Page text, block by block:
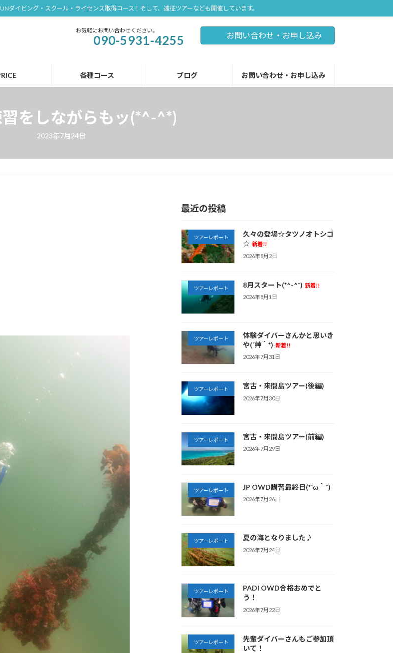
イビング・スクール・ライセンス取得コース！そして、遠征ツアーなども開催しています。
お気軽にお問い合わせください。
090-5931-4255 お問い合わせ・お申し込み
各種コース ブログ お問い合わせ・お申し込み
をしながらもッ(*^-^*)
2023年7月24日
最近の投稿
ツアーレポート
久々の登場☆タツノオトシゴ
☆ 新着!!
2026年8月2日
ツアーレポート 8月スタート(*^-^*) 新着!!
2026年8月1日
ツアーレポート
体験ダイバーさんかと思いき
や(´艸｀*) 新着!!
2026年7月31日
ツアーレポート 宮古・来間島ツアー(後編)
2026年7月30日
ツアーレポート 宮古・来間島ツアー(前編)
2026年7月29日
ツアーレポート JP OWD講習最終日(*´ω｀*)
2026年7月26日
ツアーレポート 夏の海となりました♪
2026年7月24日
ツアーレポート
PADI OWD合格おめでと
う！
2026年7月22日
ツアーレポート
先輩ダイバーさんもご参加頂
いて！